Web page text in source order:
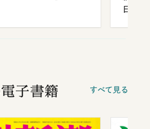
日米
子書籍 すべて見る